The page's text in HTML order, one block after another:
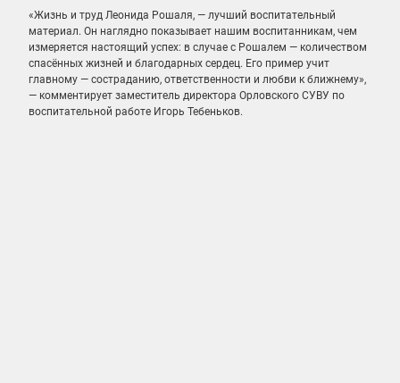
«Жизнь и труд Леонида Рошаля, — лучший воспитательный
материал. Он наглядно показывает нашим воспитанникам, чем
измеряется настоящий успех: в случае с Рошалем — количеством
спасённых жизней и благодарных сердец. Его пример учит
главному — состраданию, ответственности и любви к ближнему»,
— комментирует заместитель директора Орловского СУВУ по
воспитательной работе Игорь Тебеньков.